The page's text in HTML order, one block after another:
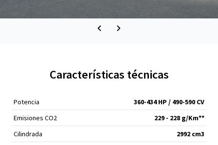
Características técnicas
Potencia
360-434 HP / 490-590 CV
Emisiones CO2
229 - 228 g/Km**
Cilindrada
2992 cm3